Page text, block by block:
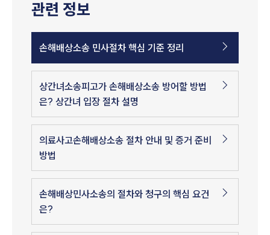
관련 정보
손해배상소송 민사절차 핵심 기준 정리
상간녀소송피고가 손해배상소송 방어할 방법
은? 상간녀 입장 절차 설명
의료사고손해배상소송 절차 안내 및 증거 준비
방법
손해배상민사소송의 절차와 청구의 핵심 요건
은?